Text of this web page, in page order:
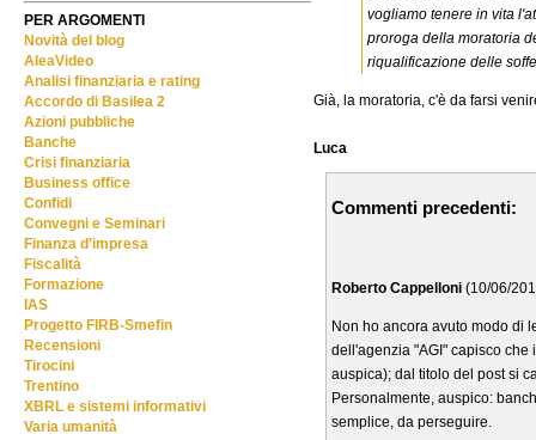
vogliamo tenere in vita
proroga della moratoria
riqualificazione delle
Già, la moratoria, c'è da farsi
Luca
Commenti precedenti:
Roberto Cappelloni (10/06/
Non ho ancora avuto modo di
dell'agenzia "AGI" capisco
auspica); dal titolo del post si
Personalmente, auspico:
semplice, da perseguire.
PER ARGOMENTI
Novità del blog
AleaVideo
Analisi finanziaria e rating
Accordo di Basilea 2
Azioni pubbliche
Banche
Crisi finanziaria
Business office
Confidi
Convegni e Seminari
Finanza d'impresa
Fiscalità
Formazione
IAS
Progetto FIRB-Smefin
Recensioni
Tirocini
Trentino
XBRL e sistemi informativi
Varia umanità